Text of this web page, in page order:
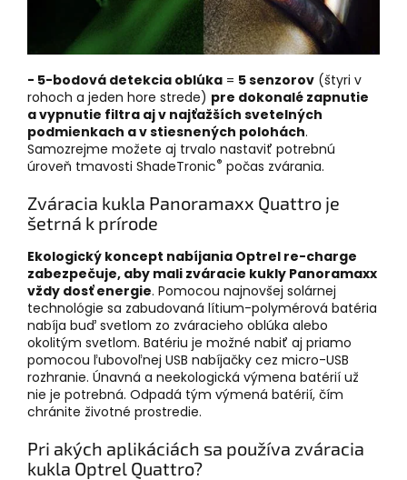
- 5-bodová detekcia oblúka = 5 senzorov (štyri v
rohoch a jeden hore strede) pre dokonalé zapnutie
a vypnutie filtra aj v najťažších svetelných
podmienkach a v stiesnených polohách.
Samozrejme možete aj trvalo nastaviť potrebnú
úroveň tmavosti ShadeTronic® počas zvárania.
Zváracia kukla Panoramaxx Quattro je
šetrná k prírode
Ekologický koncept nabíjania Optrel re-charge
zabezpečuje, aby mali zváracie kukly Panoramaxx
vždy dosť energie. Pomocou najnovšej solárnej
technológie sa zabudovaná lítium-polymérová batéria
nabíja buď svetlom zo zváracieho oblúka alebo
okolitým svetlom. Batériu je možné nabiť aj priamo
pomocou ľubovoľnej USB nabíjačky cez micro-USB
rozhranie. Únavná a neekologická výmena batérií už
nie je potrebná. Odpadá tým výmená batérií, čím
chránite životné prostredie.
Pri akých aplikáciách sa používa zváracia
kukla Optrel Quattro?